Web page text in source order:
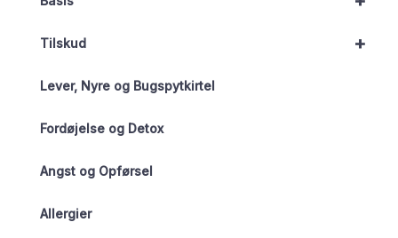
+
Tilskud
Lever, Nyre og Bugspytkirtel
Fordøjelse og Detox
Angst og Opførsel
Allergier